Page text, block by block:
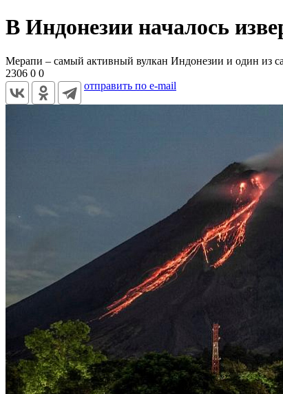
В Индонезии началось
Мерапи – самый активный вулкан Индонезии и один из
2306 0 0
отправить по e-mail